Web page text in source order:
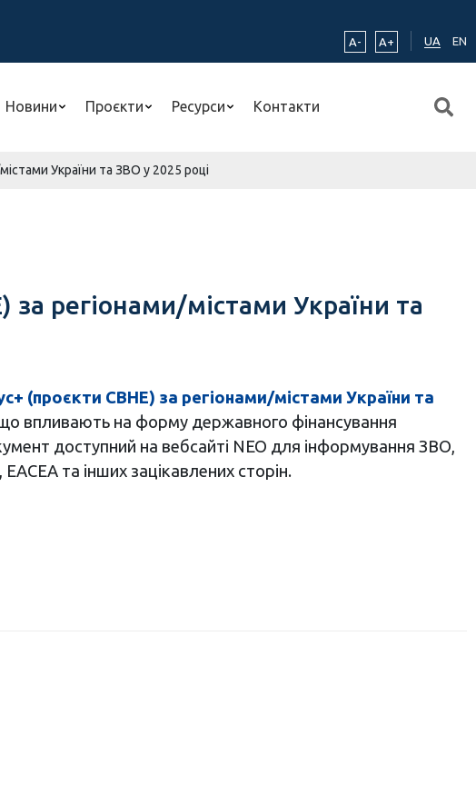
A-
A+ UA EN
Новини Проєкти Ресурси Контакти
України та ЗВО у 2025 році
регіонами/містами України та
(проєкти CBHE) за регіонами/містами України та
що впливають на форму державного фінансування
доступний на вебсайті NEO для інформування ЗВО,
та інших зацікавлених сторін.